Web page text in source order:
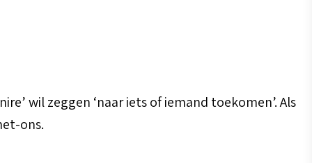
wil zeggen ‘naar iets of iemand toekomen’. Als
ons.